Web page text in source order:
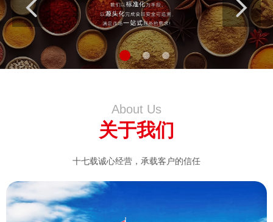
About Us
关于我们
十七载诚心经营，承载客户的信任